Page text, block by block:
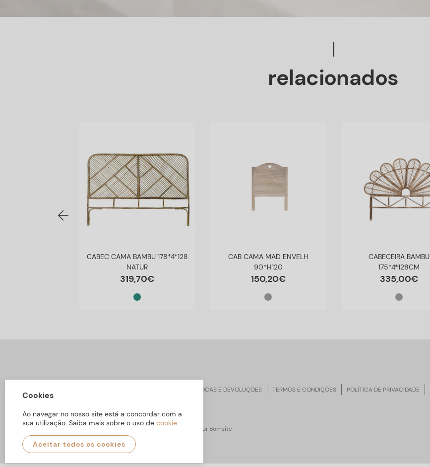
relacionados
CABEC CAMA BAMBU 178*4*128
NATUR
319,70€
CAB CAMA MAD ENVELH
90*H120
150,20€
CABECEIRA BAMBU
175*4*128CM
335,00€
TROCAS E DEVOLUÇÕES TERMOS E CONDIÇÕES POLÍTICA DE PRIVACIDADE
ARBORETTO © Todos os Direitos Reservados | Desenvolvido por Bomsite
Cookies
Ao navegar no nosso site está a concordar com a
sua utilização. Saiba mais sobre o uso de cookie.
Aceitar todos os cookies